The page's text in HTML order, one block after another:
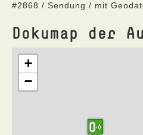
#2868 / Sendung / mit
Dokumap der